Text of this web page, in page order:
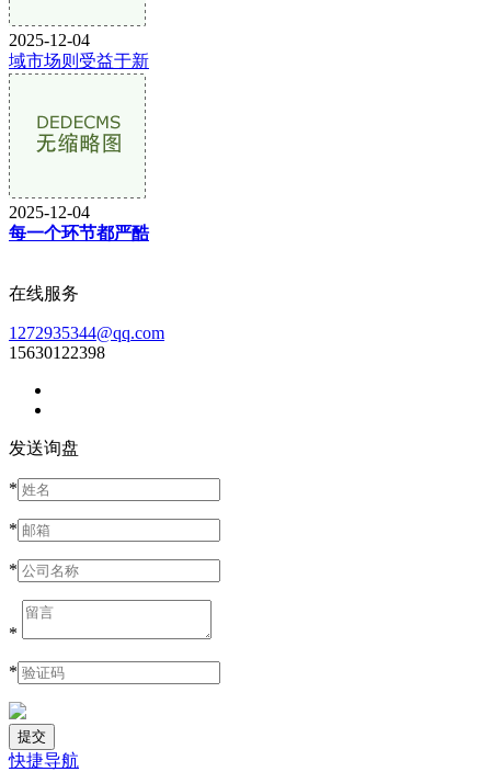
2025-12-04
域市场则受益于新
2025-12-04
每一个环节都严酷
在线服务
1272935344@qq.com
15630122398
发送询盘
*
*
*
*
*
快捷导航